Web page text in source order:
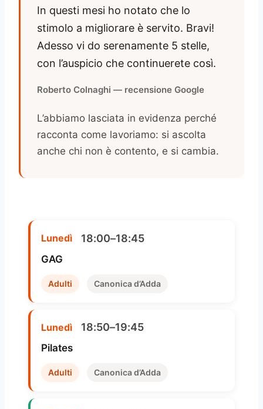
In questi mesi ho notato che lo
stimolo a migliorare è servito. Bravi!
Adesso vi do serenamente 5 stelle,
con l’auspicio che continuerete così.
Roberto Colnaghi — recensione Google
L’abbiamo lasciata in evidenza perché
racconta come lavoriamo: si ascolta
anche chi non è contento, e si cambia.
Lunedì 18:00–18:45
GAG
Adulti Canonica d’Adda
Lunedì 18:50–19:45
Pilates
Adulti Canonica d’Adda